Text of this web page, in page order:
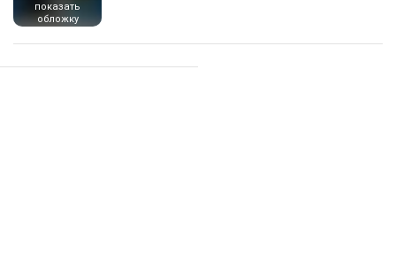
показать
обложку